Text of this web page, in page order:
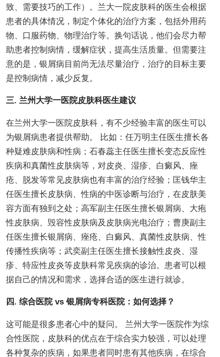
致、需要技巧的工作）。兰大一院皮肤科的医生会根据
患者的具体情况，制定个体化的治疗方案，包括外用药
物、口服药物、物理治疗等。换句话说，他们会尽力帮
助患者控制病情，缓解症状，提高生活质量。但需要注
意的是，银屑病目前尚无法尽量治疗，治疗的目标主要
是控制病情，减少反复。
三. 兰州大学一医院皮肤科医生建议
在兰州大学一医院皮肤科，有不少经验丰富的医生可以
为银屑病患者提供帮助。 比如：任万明主任医生擅长各
种疑难皮肤病和性病；石春蕊主任医生擅长变态反应性
疾病和真菌性皮肤病等，对皮炎、湿疹、白癜风、痤
疮、脱发等常见皮肤病也有丰富的治疗经验；匡钱华主
任医生擅长皮肤病、性病的中医诊断与治疗，在皮肤美
容方面有独到之处；高军副主任医生擅长银屑病、大疱
性皮肤病、毁容性皮肤病及皮肤病光电治疗；曹庚副主
任医生擅长银屑病、痤疮、白癜风、真菌性皮肤病、性
传播性疾病等；武奕副主任医生擅长接触性皮炎、湿
疹、特应性皮炎等皮肤科常见疾病的诊治。患者可以根
据自己的情况和需求，选择合适的医生进行就诊。
四. 综合医院 vs 银屑病专科医院：如何选择？
这可能是很多患者心中的疑问。 兰州大学一医院作为综
合性医院，皮肤科的优点在于综合实力较强，可以处理
各种复杂的疾病，如果患者同时患有其他疾病，在综合